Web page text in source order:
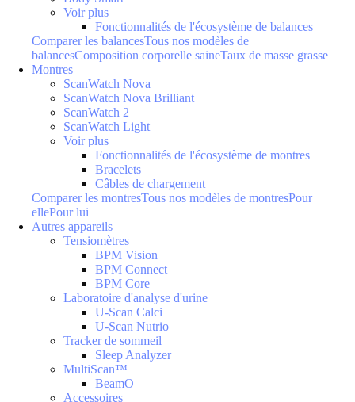
Voir plus
Fonctionnalités de l'écosystème de balances
Comparer les balancesTous nos modèles de
balancesComposition corporelle saineTaux de masse grasse
Montres
ScanWatch Nova
ScanWatch Nova Brilliant
ScanWatch 2
ScanWatch Light
Voir plus
Fonctionnalités de l'écosystème de montres
Bracelets
Câbles de chargement
Comparer les montresTous nos modèles de montresPour
ellePour lui
Autres appareils
Tensiomètres
BPM Vision
BPM Connect
BPM Core
Laboratoire d'analyse d'urine
U-Scan Calci
U-Scan Nutrio
Tracker de sommeil
Sleep Analyzer
MultiScan™
BeamO
Accessoires